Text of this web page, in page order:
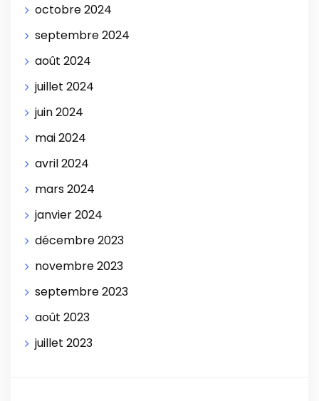
octobre 2024
septembre 2024
août 2024
juillet 2024
juin 2024
mai 2024
avril 2024
mars 2024
janvier 2024
décembre 2023
novembre 2023
septembre 2023
août 2023
juillet 2023